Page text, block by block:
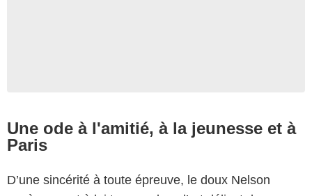
Une ode à l'amitié, à la jeunesse et à
Paris
D’une sincérité à toute épreuve, le doux Nelson